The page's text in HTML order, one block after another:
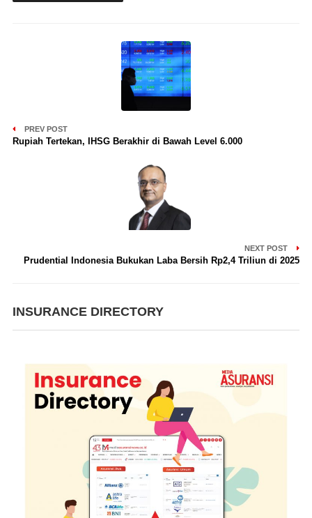
PREV POST
Rupiah Tertekan, IHSG Berakhir di Bawah Level 6.000
NEXT POST
Prudential Indonesia Bukukan Laba Bersih Rp2,4 Triliun di 2025
INSURANCE DIRECTORY